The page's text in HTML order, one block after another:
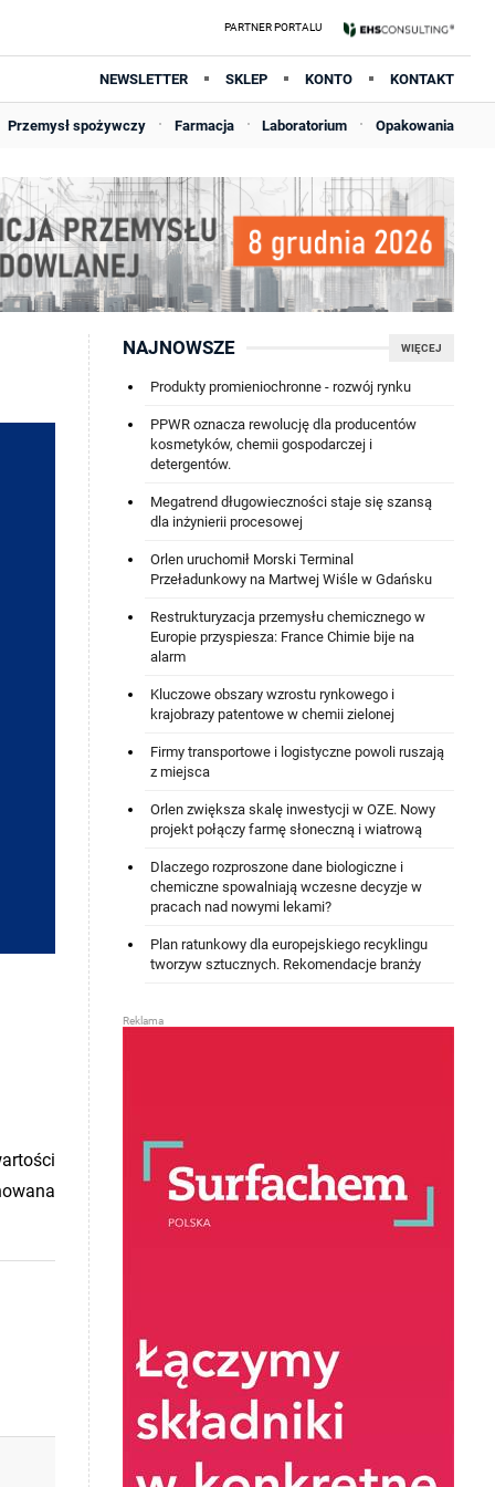
NEWSLETTER SKLEP KONTO KONTAKT
Przemysł spożywczy Farmacja Laboratorium Opakowania
WIĘCEJ
NAJNOWSZE
Produkty promieniochronne - rozwój rynku
PPWR oznacza rewolucję dla producentów
kosmetyków, chemii gospodarczej i
detergentów.
Megatrend długowieczności staje się szansą
dla inżynierii procesowej
Orlen uruchomił Morski Terminal
Przeładunkowy na Martwej Wiśle w Gdańsku
Restrukturyzacja przemysłu chemicznego w
Europie przyspiesza: France Chimie bije na
alarm
Kluczowe obszary wzrostu rynkowego i
krajobrazy patentowe w chemii zielonej
Firmy transportowe i logistyczne powoli ruszają
z miejsca
Orlen zwiększa skalę inwestycji w OZE. Nowy
projekt połączy farmę słoneczną i wiatrową
Dlaczego rozproszone dane biologiczne i
chemiczne spowalniają wczesne decyzje w
pracach nad nowymi lekami?
Plan ratunkowy dla europejskiego recyklingu
tworzyw sztucznych. Rekomendacje branży